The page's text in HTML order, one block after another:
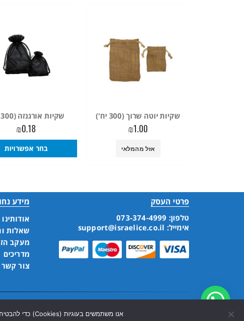
שקיות יוטה שרוך (300 יח')
₪1.00
אזל מהמלאי
שקיות אורגנזה (300 יח')
₪0.18
בחר אפשרויות
פרטי העסק
טלפון: 073-374-4999
אימייל: support@israelice.co.il
מידע
אודותינו
שאלות
מעקב
מדריכים
צור קשר
אנו משתמשים בעוגיות (Cookies) כדי להבטיח שנעניק לך את החוויה הטובה ביותר באתר שלנו. אם תמשיך להשתמש באתר, נניח שאתה מסכים לכך.